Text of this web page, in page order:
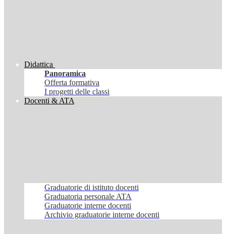
Didattica
Panoramica
Offerta formativa
I progetti delle classi
Docenti & ATA
Graduatorie di istituto docenti
Graduatoria personale ATA
Graduatorie interne docenti
Archivio graduatorie interne docenti